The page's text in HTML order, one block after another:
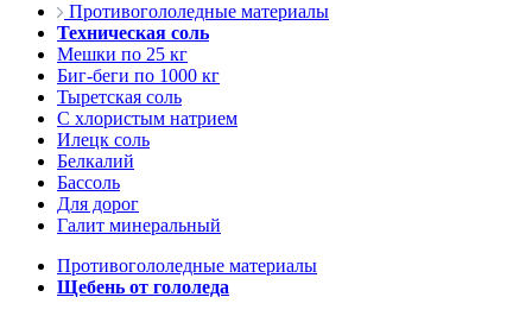
Противогололедные материалы
Техническая соль
Мешки по 25 кг
Биг-беги по 1000 кг
Тыретская соль
С хлористым натрием
Илецк соль
Белкалий
Бассоль
Для дорог
Галит минеральный
Противогололедные материалы
Щебень от гололеда